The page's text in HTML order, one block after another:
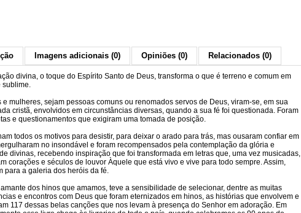
Imagens adicionais (0) Opiniões (0) Relacionados (0)
divina, o toque do Espírito Santo de Deus, transforma o que é terreno e comum em
sublime.
e mulheres, sejam pessoas comuns ou renomados servos de Deus, viram-se, em sua
cristã, envolvidos em circunstâncias diversas, quando a sua fé foi questionada. Foram
e questionamentos que exigiram uma tomada de posição.
todos os motivos para desistir, para deixar o arado para trás, mas ousaram confiar em
no insondável e foram recompensados pela contemplação da glória e
divinas, recebendo inspiração que foi transformada em letras que, uma vez musicadas,
corações e séculos de louvor Àquele que está vivo e vive para todo sempre. Assim,
para a galeria dos heróis da fé.
amante dos hinos que amamos, teve a sensibilidade de selecionar, dentre as muitas
e encontros com Deus que foram eternizados em hinos, as histórias que envolvem e
117 dessas belas canções que nos levam à presença do Senhor em adoração. Em